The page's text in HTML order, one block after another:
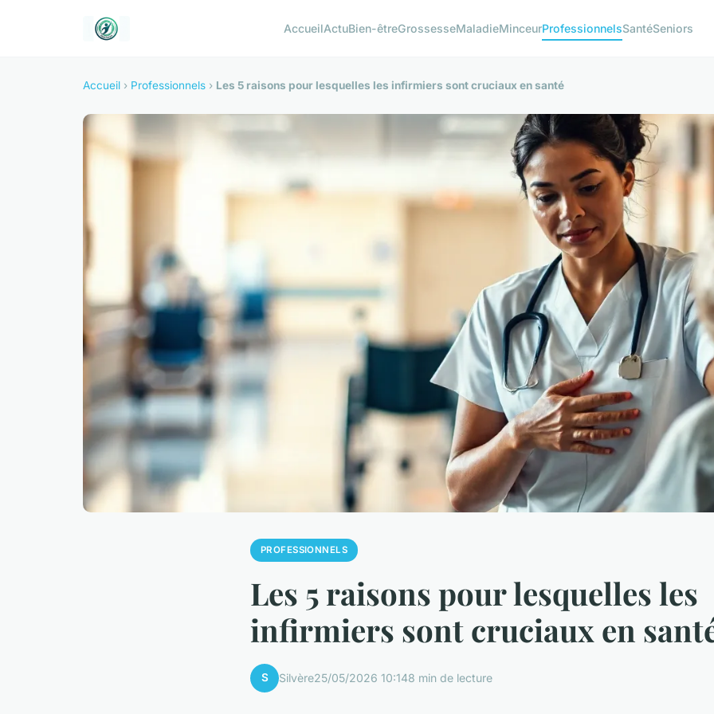
AccueilActuBien-êtreGrossesseMaladieMinceurProfessionnelsSantéSeniors
Accueil › Professionnels › Les 5 raisons pour lesquelles les infirmiers sont cruciaux en santé
PROFESSIONNELS
Les 5 raisons pour lesquelles les
infirmiers sont cruciaux en
S Silvère25/05/2026 10:148 min de lecture